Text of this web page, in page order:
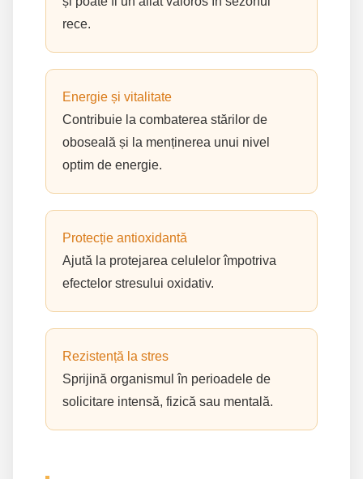
rece.
Energie și vitalitate
Contribuie la combaterea stărilor de
oboseală și la menținerea unui nivel
optim de energie.
Protecție antioxidantă
Ajută la protejarea celulelor împotriva
efectelor stresului oxidativ.
Rezistență la stres
Sprijină organismul în perioadele de
solicitare intensă, fizică sau mentală.